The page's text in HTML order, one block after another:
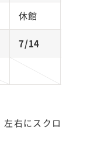
休館
7/14
右にスクロ